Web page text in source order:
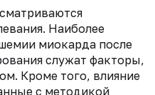
Наиболее
миокарда после
служат факторы,
Кроме того, влияние
с методикой